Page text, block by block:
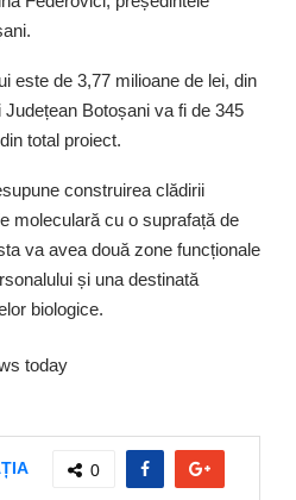
este de 3,77 milioane de lei, din
Botoșani va fi de 345
total proiect.
construirea clădirii
moleculară cu o suprafață de
va avea două zone funcționale
și una destinată
biologice.
today
0